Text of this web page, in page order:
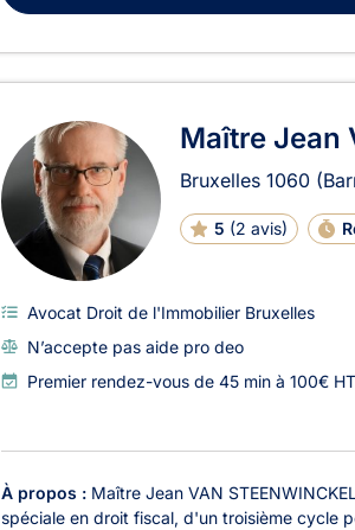
Maître Jean
Bruxelles 1060
5 (2 avis)
Avocat Droit de l'Immobilier Bruxelles
N’accepte pas aide pro deo
Premier rendez-vous de 45 min à 100€
À propos : Maître Jean VAN
spéciale en droit fiscal, d'un troisième cycle